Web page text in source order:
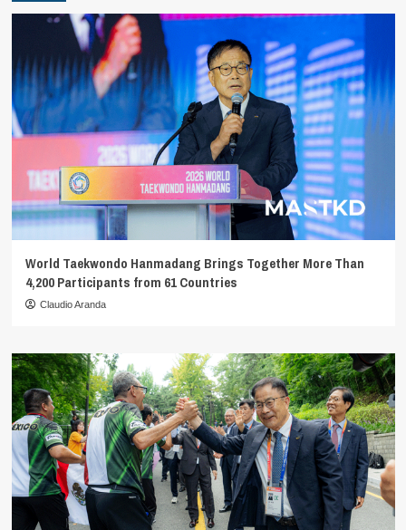
World Taekwondo Hanmadang Brings Together More Than
4,200 Participants from 61 Countries
Claudio Aranda